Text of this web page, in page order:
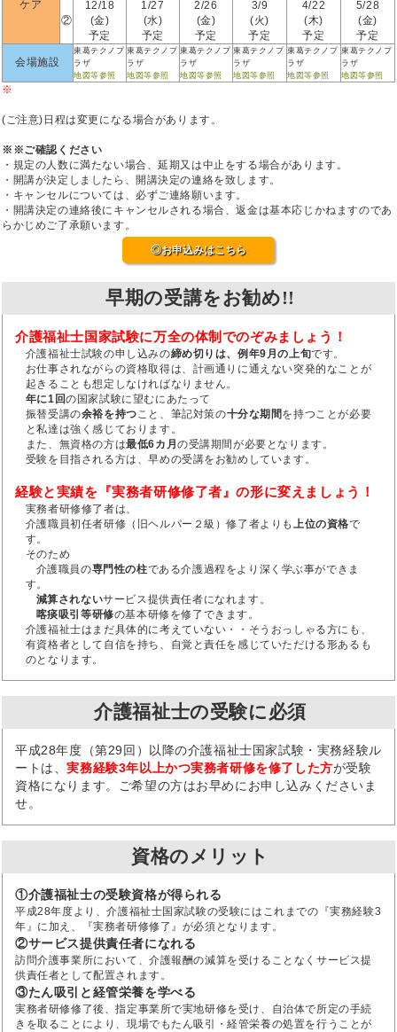
ケア
②
12/18
(金)
予定
1/27
(水)
予定
2/26
(金)
予定
3/9
(火)
予定
4/22
(木)
予定
5/28
(金)
予定
会場施設
東葛テクノプ
ラザ
地図等参照
東葛テクノプ
ラザ
地図等参照
東葛テクノプ
ラザ
地図等参照
東葛テクノプ
ラザ
地図等参照
東葛テクノプ
ラザ
地図等参照
東葛テクノプ
ラザ
地図等参照
※
(ご注意)日程は変更になる場合があります。
※※ご確認ください
・規定の人数に満たない場合、延期又は中止をする場合があります。
・開講が決定しましたら、開講決定の連絡を致します。
・キャンセルについては、必ずご連絡願います。
・開講決定の連絡後にキャンセルされる場合、返金は基本応じかねますのであ
らかじめご了承願います。
◎お申込みはこちら
早期の受講をお勧め!!
介護福祉士国家試験に万全の体制でのぞみましょう！
介護福祉士試験の申し込みの締め切りは、例年9月の上旬です。
お仕事されながらの資格取得は、計画通りに通えない突発的なことが
起きることも想定しなければなりません。
年に1回の国家試験に望むにあたって
振替受講の余裕を持つこと、筆記対策の十分な期間を持つことが必要
と私達は強く感じております。
また、無資格の方は最低6カ月の受講期間が必要となります。
受験を目指される方は、早めの受講をお勧めしています。
経験と実績を『実務者研修修了者』の形に変えましょう！
実務者研修修了者は、
介護職員初任者研修（旧ヘルパー２級）修了者よりも上位の資格で
す。
そのため
介護職員の専門性の柱である介護過程をより深く学ぶ事ができま
す。
減算されないサービス提供責任者になれます。
喀痰吸引等研修の基本研修を修了できます。
介護福祉士はまだ具体的に考えていない・・そうおっしゃる方にも、
有資格者として自信を持ち、自覚と責任を感じていただける形あるも
のとなります。
介護福祉士の受験に必須
平成28年度（第29回）以降の介護福祉士国家試験・実務経験ル
ートは、実務経験3年以上かつ実務者研修を修了した方が受験
資格になります。ご希望の方はお早めにお申し込みくださいま
せ。
資格のメリット
①介護福祉士の受験資格が得られる
平成28年度より、介護福祉士国家試験の受験にはこれまでの『実務経験3
年』に加え、『実務者研修修了』が必須となります。
②サービス提供責任者になれる
訪問介護事業所において、介護報酬の減算を受けることなくサービス提
供責任者として配置されます。
③たん吸引と経管栄養を学べる
実務者研修修了後、指定事業所で実地研修を受け、自治体で所定の手続
きを取ることにより、現場でもたん吸引・経管栄養の処置を行うことが